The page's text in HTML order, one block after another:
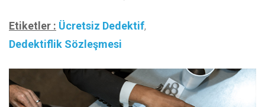
Etiketler : Ücretsiz Dedektif,
Dedektiflik Sözleşmesi